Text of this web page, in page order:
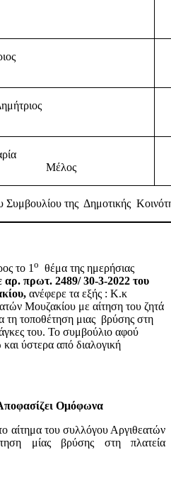
Μέλος
Συμβουλίου της Δημοτικής
το 1 ο θέμα της ημερήσιας
αρ. πρωτ. 2489/ 30-3-2022 του
ανέφερε τα εξής : Κ.κ
Μουζακίου με αίτηση του ζητά
τη τοποθέτηση μιας βρύσης στη
του. Το συμβούλιο αφού
ύστερα από διαλογική
Ομόφωνα
αίτημα του συλλόγου Αργιθεατών
μίας βρύσης στη πλατεία